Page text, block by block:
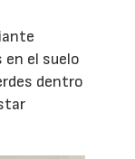
el suelo
dentro